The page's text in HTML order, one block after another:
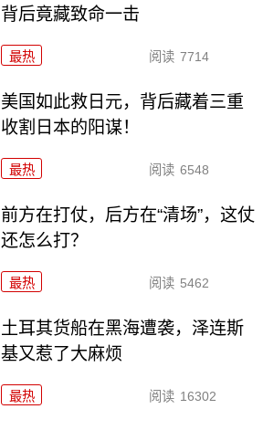
背后竟藏致命一击
最热 阅读 7714
美国如此救日元，背后藏着三重
收割日本的阳谋！
最热 阅读 6548
前方在打仗，后方在“清场”，这仗
还怎么打？
最热 阅读 5462
土耳其货船在黑海遭袭，泽连斯
基又惹了大麻烦
最热 阅读 16302